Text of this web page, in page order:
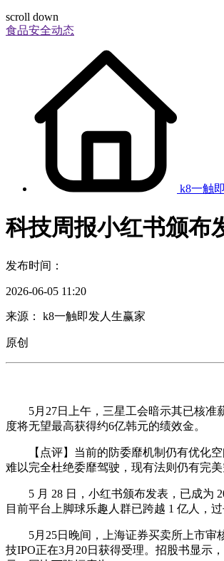
scroll down
食品安全动态
k8一触
科技周报小红书颁布
发布时间：
2026-06-05 11:20
来源： k8一触即发人生赢家
原创
5月27日上午，三星工会暗示其已核准薪
度将无望最高获得约6亿韩元的绩效金。
【点评】当前的防委靡机制仍有优化空
难以完全杜绝委靡驾驶，现有法则仍有完美
5 月 28 日，小红书颁布发表，已成为
目前平台上脚球乐趣人群已跨越 1 亿人，
5月25日晚间，上海证券买卖所上市审核
技IPO正在3月20日获得受理。招股书显示